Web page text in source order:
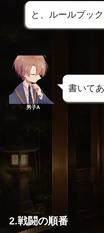
と、ルールブッ
男子A
書いて
2.戦闘の順番